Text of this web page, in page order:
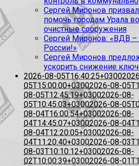
Сергей Миронов
помочь городам Урала
очистные сооружения
Сергей Миронов: «ВДВ –
России!»
Сергей Миронов
ускорить снижение
2026-08-05T16:40:25+0300
05T15:00:00+03002026-08-
08-05T12:45:19+03002026-08-
05T10:45:03+03002026-08-
08-04T16:00:54+03002026-08-
04T14:45:07+03002026-08-
08-04T12:20:05+03002026-08-
04T11:20:40+03002026-08-
08-03T10:10:12+03002026-08-
02T10:00:39+03002026-08-